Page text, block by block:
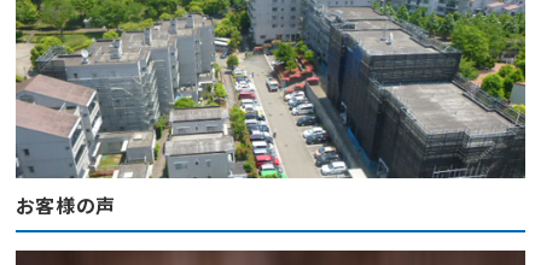
お客様の声